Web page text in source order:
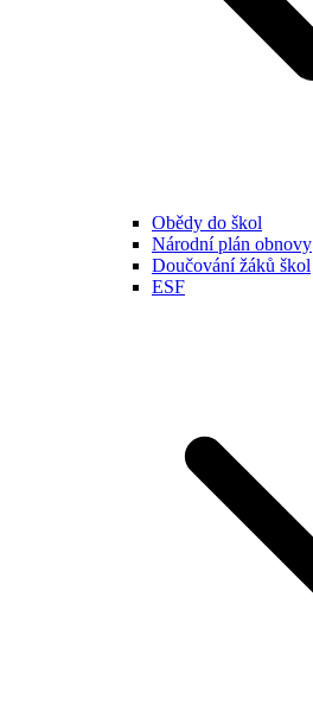
Obědy do škol
Národní plán obnovy
Doučování žáků škol
ESF